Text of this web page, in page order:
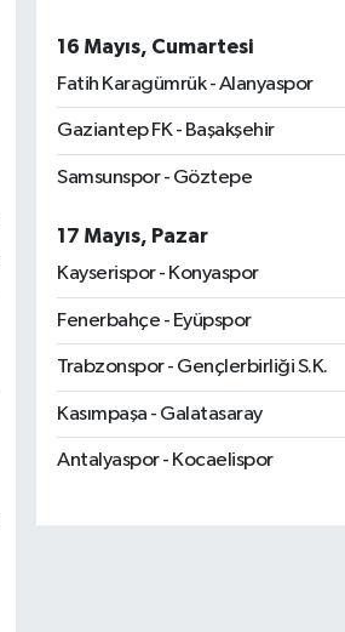
16 Mayıs, Cumartesi
Fatih Karagümrük - Alanyaspor
Gaziantep FK - Başakşehir
Samsunspor - Göztepe
17 Mayıs, Pazar
Kayserispor - Konyaspor
Fenerbahçe - Eyüpspor
Trabzonspor - Gençlerbirliği S.K.
Kasımpaşa - Galatasaray
Antalyaspor - Kocaelispor